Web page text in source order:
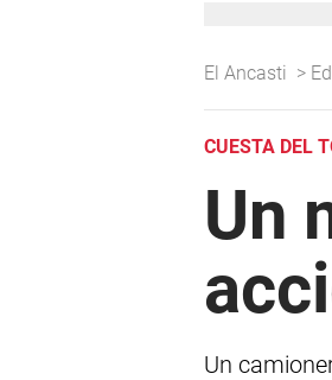
El Ancasti >
CUESTA DEL
Un
Un